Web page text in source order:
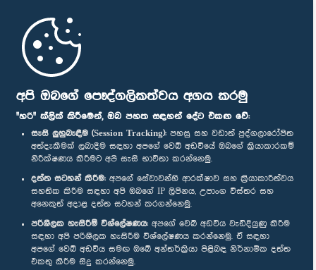
අපි ඔබගේ පෞද්ගලිකත්වය අගය කරමු
"හරි" ක්ලික් කිරීමෙන්, ඔබ පහත සඳහන් දේට එකඟ වේ:
සැසි ලුහුබැඳීම (Session Tracking): පහසු සහ වඩාත් පුද්ගලාරෝපිත
අත්දැකීමක් ලබාදීම සඳහා අපගේ වෙබ් අඩවියේ ඔබගේ ක්‍රියාකාරකම්
නිරීක්ෂණය කිරීමට අපි සැසි භාවිතා කරන්නෙමු.
දත්ත සටහන් කිරීම: අපගේ සේවාවන්හි ආරක්ෂාව සහ ක්‍රියාකාරීත්වය
සහතික කිරීම සඳහා අපි ඔබගේ IP ලිපිනය, උපාංග විස්තර සහ
අනෙකුත් අදාළ දත්ත සටහන් කරගන්නෙමු.
පරිශීලක හැසිරීම් විශ්ලේෂණය: අපගේ වෙබ් අඩවිය වැඩිදියුණු කිරීම
සඳහා අපි පරිශීලක හැසිරීම විශ්ලේෂණය කරන්නෙමු. ඒ සඳහා
අපගේ වෙබ් අඩවිය සමඟ ඔබේ අන්තර්ක්‍රියා පිළිබඳ නිර්නාමික දත්ත
එකතු කිරීම සිදු කරන්නෙමු.
මුල් පිටුව
පාර්ලිමේන්තු ජංගම යෙදුම
අප හා සම්බන්ධ වී සිටින්න :
සම්මාන
පෞද්ගලිකත්ව ප්‍රතිපත්තිය